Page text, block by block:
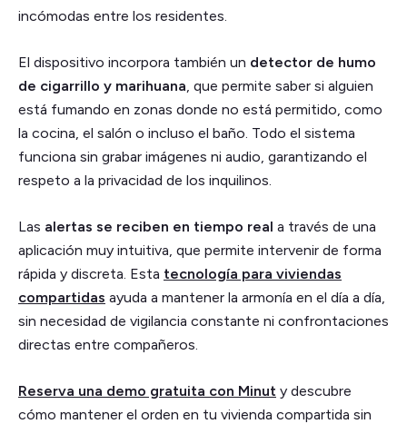
incómodas entre los residentes.
El dispositivo incorpora también un detector de humo
de cigarrillo y marihuana, que permite saber si alguien
está fumando en zonas donde no está permitido, como
la cocina, el salón o incluso el baño. Todo el sistema
funciona sin grabar imágenes ni audio, garantizando el
respeto a la privacidad de los inquilinos.
Las alertas se reciben en tiempo real a través de una
aplicación muy intuitiva, que permite intervenir de forma
rápida y discreta. Esta tecnología para viviendas
compartidas ayuda a mantener la armonía en el día a día,
sin necesidad de vigilancia constante ni confrontaciones
directas entre compañeros.
Reserva una demo gratuita con Minut y descubre
cómo mantener el orden en tu vivienda compartida sin